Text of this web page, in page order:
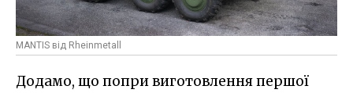
MANTIS від Rheinmetall
Додамо, що попри виготовлення першої